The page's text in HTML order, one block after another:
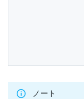
ノート